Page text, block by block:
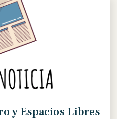
y Espacios Libres